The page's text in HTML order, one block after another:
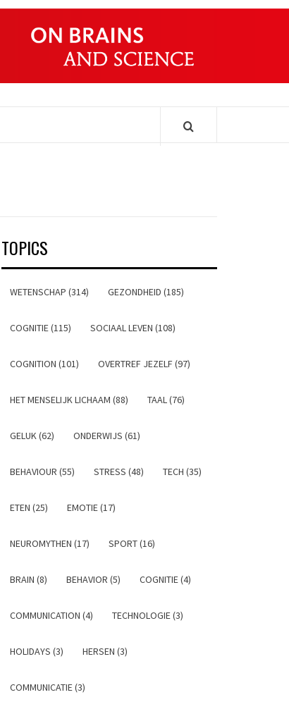
TOPICS
WETENSCHAP (314) GEZONDHEID (185)
COGNITIE (115) SOCIAAL LEVEN (108)
COGNITION (101) OVERTREF JEZELF (97)
HET MENSELIJK LICHAAM (88) TAAL (76)
GELUK (62) ONDERWIJS (61)
BEHAVIOUR (55) STRESS (48) TECH (35)
ETEN (25) EMOTIE (17)
NEUROMYTHEN (17) SPORT (16)
BRAIN (8) BEHAVIOR (5) COGNITIE (4)
COMMUNICATION (4) TECHNOLOGIE (3)
HOLIDAYS (3) HERSEN (3)
COMMUNICATIE (3)